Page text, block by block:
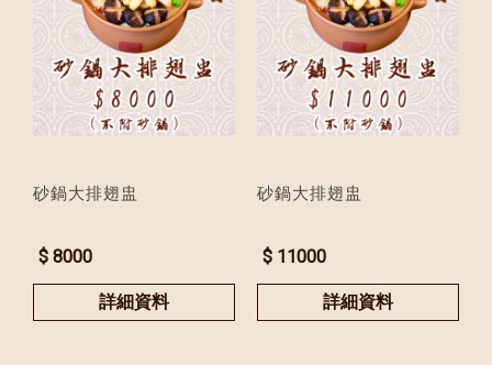
砂鍋大排翅盅
$ 8000
詳細資料
砂鍋大排翅盅
$ 11000
詳細資料